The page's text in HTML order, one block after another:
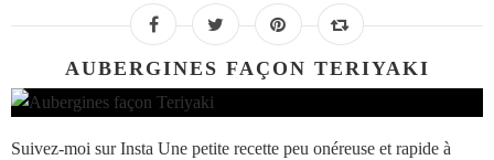
AUBERGINES FAÇON TERIYAKI
Suivez-moi sur Insta Une petite recette peu onéreuse et rapide à